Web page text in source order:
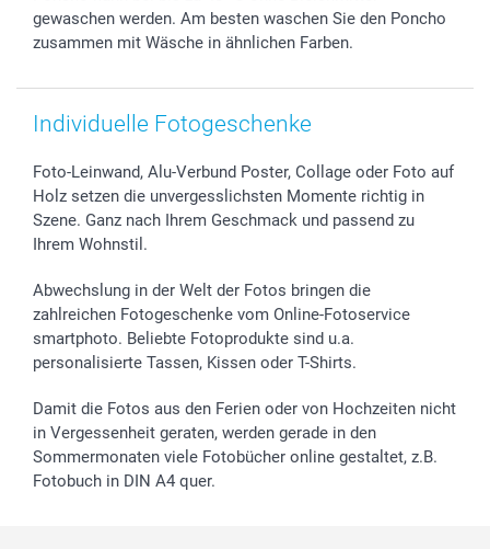
gewaschen werden. Am besten waschen Sie den Poncho
zusammen mit Wäsche in ähnlichen Farben.
Individuelle Fotogeschenke
Foto-Leinwand, Alu-Verbund Poster, Collage oder Foto auf
Holz setzen die unvergesslichsten Momente richtig in
Szene. Ganz nach Ihrem Geschmack und passend zu
Ihrem Wohnstil.
Abwechslung in der Welt der Fotos bringen die
zahlreichen Fotogeschenke vom Online-Fotoservice
smartphoto. Beliebte Fotoprodukte sind u.a.
personalisierte Tassen, Kissen oder T-Shirts.
Damit die Fotos aus den Ferien oder von Hochzeiten nicht
in Vergessenheit geraten, werden gerade in den
Sommermonaten viele Fotobücher online gestaltet, z.B.
Fotobuch in DIN A4 quer.